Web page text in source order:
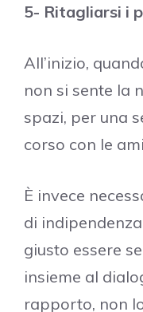
5- Ritagliarsi i
All’inizio,
non si sente la
spazi, per una
corso con le
È invece
di
giusto essere
insieme al
rapporto, non